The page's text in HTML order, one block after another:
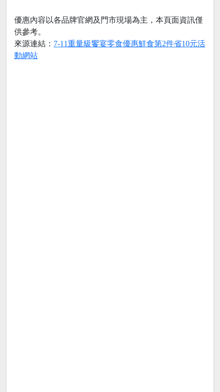
優惠內容以各品牌官網及門市現場為主，本頁面資訊僅
供參考。
來源連結： 7-11重量級饗宴零食優惠鮮食第2件省10元活
動網站